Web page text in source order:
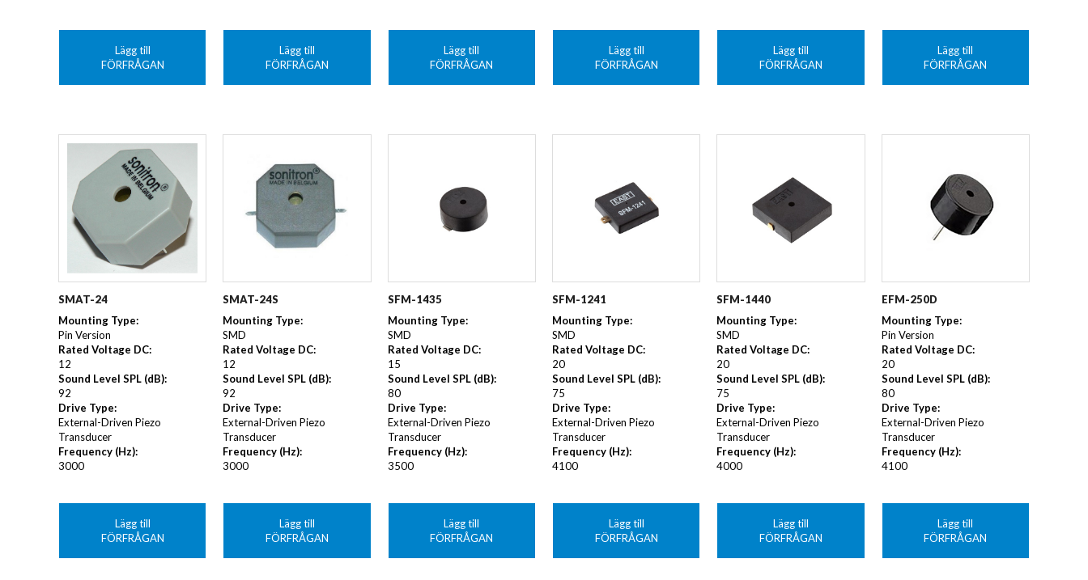
Lägg till
FÖRFRÅGAN
Lägg till
FÖRFRÅGAN
Lägg till
FÖRFRÅGAN
Lägg till
FÖRFRÅGAN
Lägg till
FÖRFRÅGAN
Lägg till
FÖRFRÅGAN
SMAT-24
Mounting Type:
Pin Version
Rated Voltage DC:
12
Sound Level SPL (dB):
92
Drive Type:
External-Driven Piezo
Transducer
Frequency (Hz):
3000
Lägg till
FÖRFRÅGAN
SMAT-24S
Mounting Type:
SMD
Rated Voltage DC:
12
Sound Level SPL (dB):
92
Drive Type:
External-Driven Piezo
Transducer
Frequency (Hz):
3000
Lägg till
FÖRFRÅGAN
SFM-1435
Mounting Type:
SMD
Rated Voltage DC:
15
Sound Level SPL (dB):
80
Drive Type:
External-Driven Piezo
Transducer
Frequency (Hz):
3500
Lägg till
FÖRFRÅGAN
SFM-1241
Mounting Type:
SMD
Rated Voltage DC:
20
Sound Level SPL (dB):
75
Drive Type:
External-Driven Piezo
Transducer
Frequency (Hz):
4100
Lägg till
FÖRFRÅGAN
SFM-1440
Mounting Type:
SMD
Rated Voltage DC:
20
Sound Level SPL (dB):
75
Drive Type:
External-Driven Piezo
Transducer
Frequency (Hz):
4000
Lägg till
FÖRFRÅGAN
EFM-250D
Mounting Type:
Pin Version
Rated Voltage DC:
20
Sound Level SPL (dB):
80
Drive Type:
External-Driven Piezo
Transducer
Frequency (Hz):
4100
Lägg till
FÖRFRÅGAN